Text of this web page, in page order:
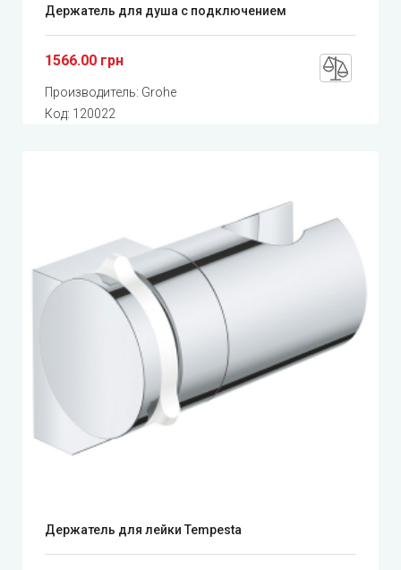
Держатель для душа с подключением
1566.00 грн
Производитель: Grohe
Код: 120022
Держатель для лейки Tempesta